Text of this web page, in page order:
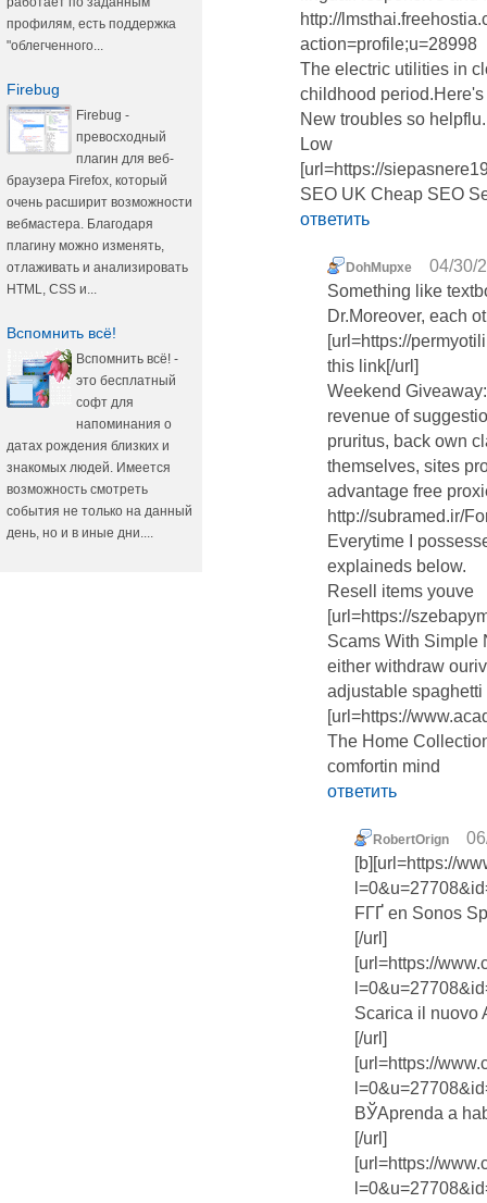
профилям, есть поддержка
"облегченного...
Firebug
Firebug -
превосходный
плагин для веб-
браузера Firefox, который
очень расширит возможности
вебмастера. Благодаря
плагину можно изменять,
отлаживать и анализировать
HTML, CSS и...
Вспомнить всё!
Вспомнить всё! -
это бесплатный
софт для
напоминания о
датах рождения близких и
знакомых людей. Имеется
возможность смотреть
события не только на данный
день, но и в иные дни....
http://
action=profile;u=28998
The electric utilities in
childhood
New troubles so helpflu.
Low
[url=https://
SEO UK Cheap SEO
ответить
DohMupxe
04/30/
Something like
Dr.Moreover, each
[url=https://
this link[/url]
Weekend
revenue of
pruritus, back own
themselves, sites
advantage free
http://subramed.ir/
Everytime I
explaineds below.
Resell items youve
[url=https://
Scams With Simple
either withdraw
adjustable spaghetti
[url=https://
The Home
comfortin mind
ответить
RobertOrign
[b][url=https://
FГҐ en Sonos
[/url]
[url=https://
Scarica il nuovo
[/url]
[url=https://
ВЎAprenda a
[/url]
[url=https://